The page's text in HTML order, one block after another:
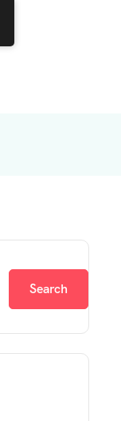
Search